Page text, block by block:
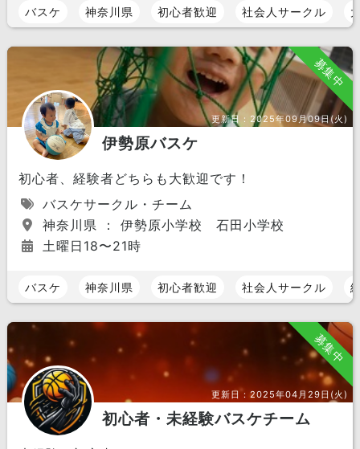
バスケ 神奈川県 初心者歓迎 社会人サークル
募集中
更新日： 2025年09月09日(火)
伊勢原バスケ
初心者、経験者どちらも大歓迎です！
バスケサークル・チーム
神奈川県 ： 伊勢原小学校 石田小学校
土曜日18〜21時
バスケ 神奈川県 初心者歓迎 社会人サークル
募集中
更新日：2025年04月29日(火)
初心者・未経験バスケチーム